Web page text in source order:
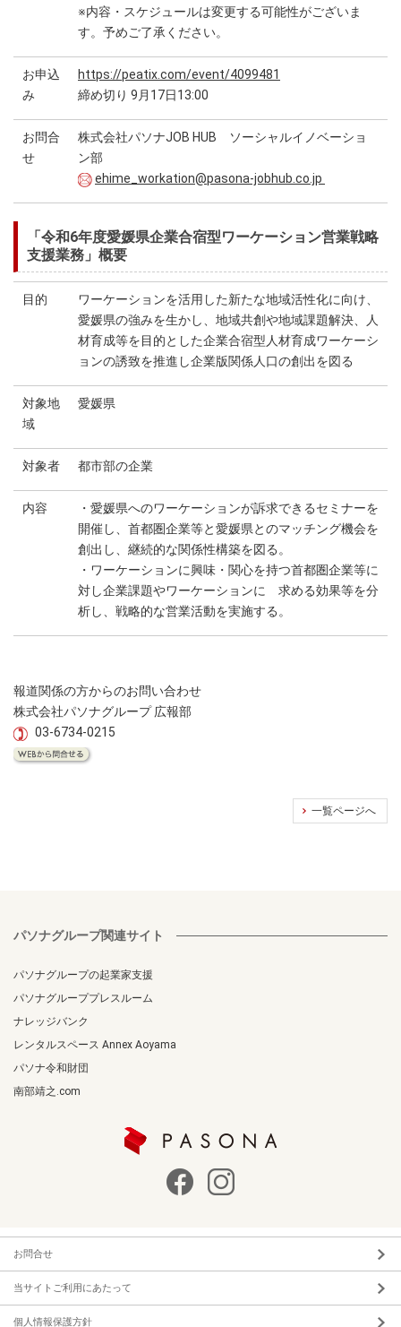
※内容・スケジュールは変更する可能性がございま
す。予めご了承ください。
お申込
み
https://peatix.com/event/4099481
締め切り 9月17日13:00
お問合
せ
株式会社パソナJOB HUB ソーシャルイノベーショ
ン部
ehime_workation@pasona-jobhub.co.jp
「令和6年度愛媛県企業合宿型ワーケーション営業戦略
支援業務」概要
目的
ワーケーションを活用した新たな地域活性化に向け、
愛媛県の強みを生かし、地域共創や地域課題解決、人
材育成等を目的とした企業合宿型人材育成ワーケーシ
ョンの誘致を推進し企業版関係人口の創出を図る
対象地
域
愛媛県
対象者 都市部の企業
内容
・愛媛県へのワーケーションが訴求できるセミナーを
開催し、首都圏企業等と愛媛県とのマッチング機会を
創出し、継続的な関係性構築を図る。
・ワーケーションに興味・関心を持つ首都圏企業等に
対し企業課題やワーケーションに 求める効果等を分
析し、戦略的な営業活動を実施する。
報道関係の方からのお問い合わせ
株式会社パソナグループ 広報部
03-6734-0215
一覧ページへ
パソナグループ関連サイト
パソナグループの起業家支援
パソナグループプレスルーム
ナレッジバンク
レンタルスペース Annex Aoyama
パソナ令和財団
南部靖之.com
お問合せ
当サイトご利用にあたって
個人情報保護方針